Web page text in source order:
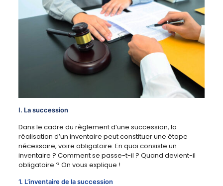
I. La succession
Dans le cadre du règlement d’une succession, la
réalisation d’un inventaire peut constituer une étape
nécessaire, voire obligatoire. En quoi consiste un
inventaire ? Comment se passe-t-il ? Quand devient-il
obligatoire ? On vous explique !
1. L’inventaire de la succession